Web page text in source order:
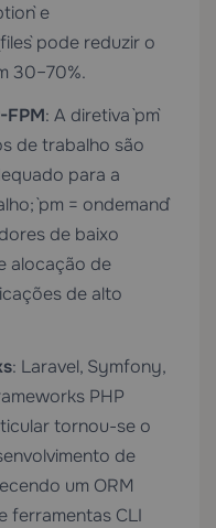
e
pode reduzir o
30–70%.
FPM: A diretiva `pm`
de trabalho são
para a
`pm = ondemand`
de baixo
alocação de
de alto
: Laravel, Symfony,
PHP
tornou-se o
de
um ORM
ferramentas CLI